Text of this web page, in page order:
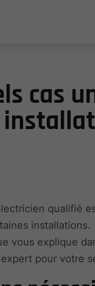
cas
qualifié
installations.
vous explique
pour votre